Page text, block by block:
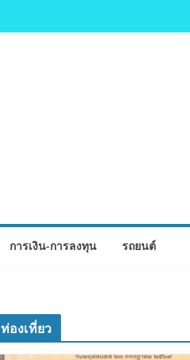
การเงิน-การลงทุน รถยนต์
ท่องเที่ยว